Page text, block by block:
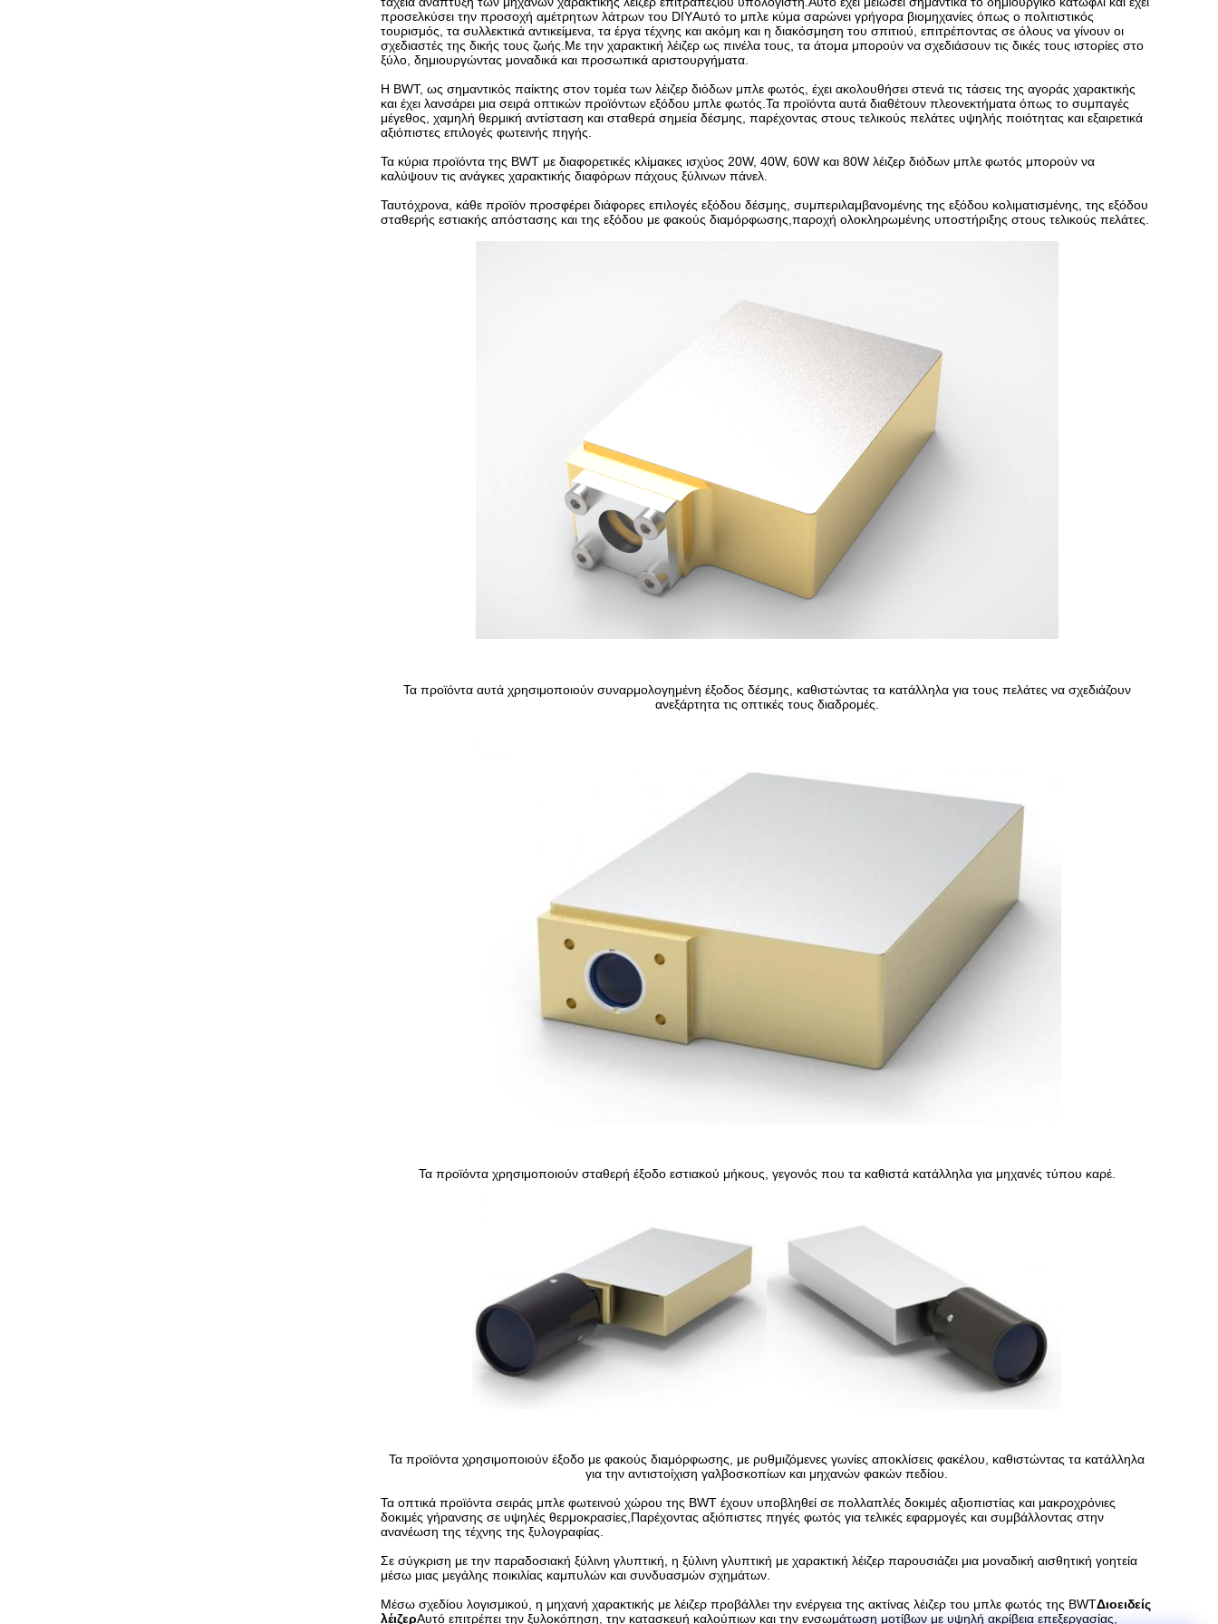
προσελκύσει την προσοχή αμέτρητων λάτρων του DIYΑυτό το μπλε κύμα σαρώνει γρήγορα βιομηχανίες όπως ο πολιτιστικός
τουρισμός, τα συλλεκτικά αντικείμενα, τα έργα τέχνης και ακόμη και η διακόσμηση του σπιτιού, επιτρέποντας σε όλους να γίνουν οι
σχεδιαστές της δικής τους ζωής.Με την χαρακτική λέιζερ ως πινέλα τους, τα άτομα μπορούν να σχεδιάσουν τις δικές τους ιστορίες στο
ξύλο, δημιουργώντας μοναδικά και προσωπικά αριστουργήματα.
Η BWT, ως σημαντικός παίκτης στον τομέα των λέιζερ διόδων μπλε φωτός, έχει ακολουθήσει στενά τις τάσεις της αγοράς χαρακτικής
και έχει λανσάρει μια σειρά οπτικών προϊόντων εξόδου μπλε φωτός.Τα προϊόντα αυτά διαθέτουν πλεονεκτήματα όπως το συμπαγές
μέγεθος, χαμηλή θερμική αντίσταση και σταθερά σημεία δέσμης, παρέχοντας στους τελικούς πελάτες υψηλής ποιότητας και εξαιρετικά
αξιόπιστες επιλογές φωτεινής πηγής.
Τα κύρια προϊόντα της BWT με διαφορετικές κλίμακες ισχύος 20W, 40W, 60W και 80W λέιζερ διόδων μπλε φωτός μπορούν να
καλύψουν τις ανάγκες χαρακτικής διαφόρων πάχους ξύλινων πάνελ.
Ταυτόχρονα, κάθε προϊόν προσφέρει διάφορες επιλογές εξόδου δέσμης, συμπεριλαμβανομένης της εξόδου κολιματισμένης, της εξόδου
σταθερής εστιακής απόστασης και της εξόδου με φακούς διαμόρφωσης,παροχή ολοκληρωμένης υποστήριξης στους τελικούς πελάτες.
Τα προϊόντα αυτά χρησιμοποιούν συναρμολογημένη έξοδος δέσμης, καθιστώντας τα κατάλληλα για τους πελάτες να σχεδιάζουν
ανεξάρτητα τις οπτικές τους διαδρομές.
Τα προϊόντα χρησιμοποιούν σταθερή έξοδο εστιακού μήκους, γεγονός που τα καθιστά κατάλληλα για μηχανές τύπου καρέ.
Τα προϊόντα χρησιμοποιούν έξοδο με φακούς διαμόρφωσης, με ρυθμιζόμενες γωνίες αποκλίσεις φακέλου, καθιστώντας τα κατάλληλα
για την αντιστοίχιση γαλβοσκοπίων και μηχανών φακών πεδίου.
Τα οπτικά προϊόντα σειράς μπλε φωτεινού χώρου της BWT έχουν υποβληθεί σε πολλαπλές δοκιμές αξιοπιστίας και μακροχρόνιες
δοκιμές γήρανσης σε υψηλές θερμοκρασίες,Παρέχοντας αξιόπιστες πηγές φωτός για τελικές εφαρμογές και συμβάλλοντας στην
ανανέωση της τέχνης της ξυλογραφίας.
Σε σύγκριση με την παραδοσιακή ξύλινη γλυπτική, η ξύλινη γλυπτική με χαρακτική λέιζερ παρουσιάζει μια μοναδική αισθητική γοητεία
μέσω μιας μεγάλης ποικιλίας καμπυλών και συνδυασμών σχημάτων.
Μέσω σχεδίου λογισμικού, η μηχανή χαρακτικής με λέιζερ προβάλλει την ενέργεια της ακτίνας λέιζερ του μπλε φωτός της BWTΔιοειδείς
λέιζερΑυτό επιτρέπει την ξυλοκόπηση, την κατασκευή καλούπιων και την ενσωμάτωση μοτίβων με υψηλή ακρίβεια επεξεργασίας,